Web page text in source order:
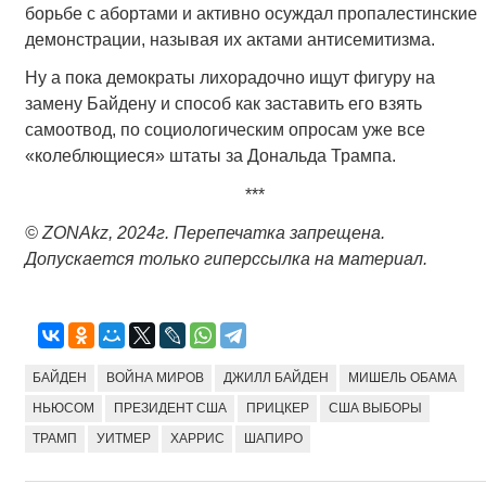
борьбе с абортами и активно осуждал пропалестинские
демонстрации, называя их актами антисемитизма.
Ну а пока демократы лихорадочно ищут фигуру на
замену Байдену и способ как заставить его взять
самоотвод, по социологическим опросам уже все
«колеблющиеся» штаты за Дональда Трампа.
***
© ZONAkz, 2024г. Перепечатка запрещена.
Допускается только гиперссылка на материал.
БАЙДЕН ВОЙНА МИРОВ ДЖИЛЛ БАЙДЕН МИШЕЛЬ ОБАМА
НЬЮСОМ ПРЕЗИДЕНТ США ПРИЦКЕР США ВЫБОРЫ
ТРАМП УИТМЕР ХАРРИС ШАПИРО